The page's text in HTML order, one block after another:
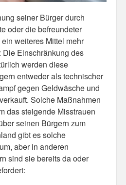
Go Round
seiner Bürger durch
oder die befreundeter
weiteres Mittel mehr
Einschränkung des
werden diese
entweder als technischer
gegen Geldwäsche und
Solche Maßnahmen
das steigende Misstrauen
seinen Bürgern zum
gibt es solche
aber in anderen
sind sie bereits da oder